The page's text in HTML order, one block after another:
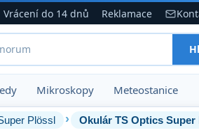
Vrácení do 14 dnů Reklamace
Mikroskopy Meteostanice
Plössl › Okulár TS Optics Super